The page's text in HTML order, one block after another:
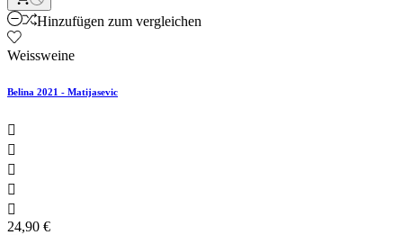
Hinzufügen zum vergleichen
Weissweine
Belina 2021 - Matijasevic





24,90 €